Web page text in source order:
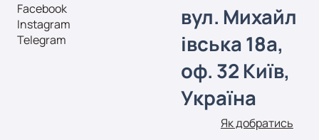
Facebook
Instagram
Telegram
вул. Михайл
івська 18а,
оф. 32 Київ,
Україна
Як добратись